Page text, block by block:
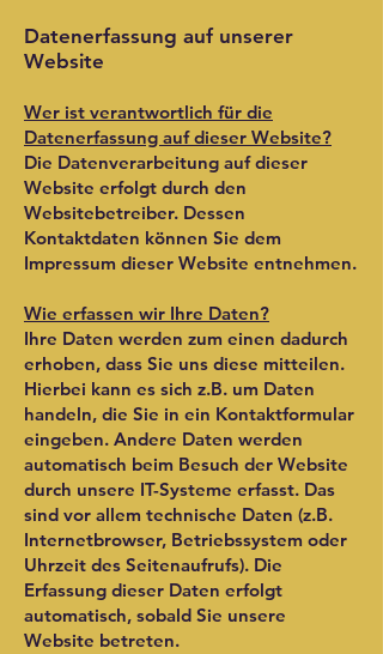
Datenerfassung auf unserer
Website
Wer ist verantwortlich für die
Datenerfassung auf dieser Website?
Die Datenverarbeitung auf dieser
Website erfolgt durch den
Websitebetreiber. Dessen
Kontaktdaten können Sie dem
Impressum dieser Website entnehmen.
Wie erfassen wir Ihre Daten?
Ihre Daten werden zum einen dadurch
erhoben, dass Sie uns diese mitteilen.
Hierbei kann es sich z.B. um Daten
handeln, die Sie in ein Kontaktformular
eingeben. Andere Daten werden
automatisch beim Besuch der Website
durch unsere IT-Systeme erfasst. Das
sind vor allem technische Daten (z.B.
Internetbrowser, Betriebssystem oder
Uhrzeit des Seitenaufrufs). Die
Erfassung dieser Daten erfolgt
automatisch, sobald Sie unsere
Website betreten.